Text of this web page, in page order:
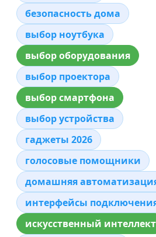
безопасность дома
выбор ноутбука
выбор оборудования
выбор проектора
выбор смартфона
выбор устройства
гаджеты 2026
голосовые помощники
домашняя
интерфейсы
искусственный интеллект